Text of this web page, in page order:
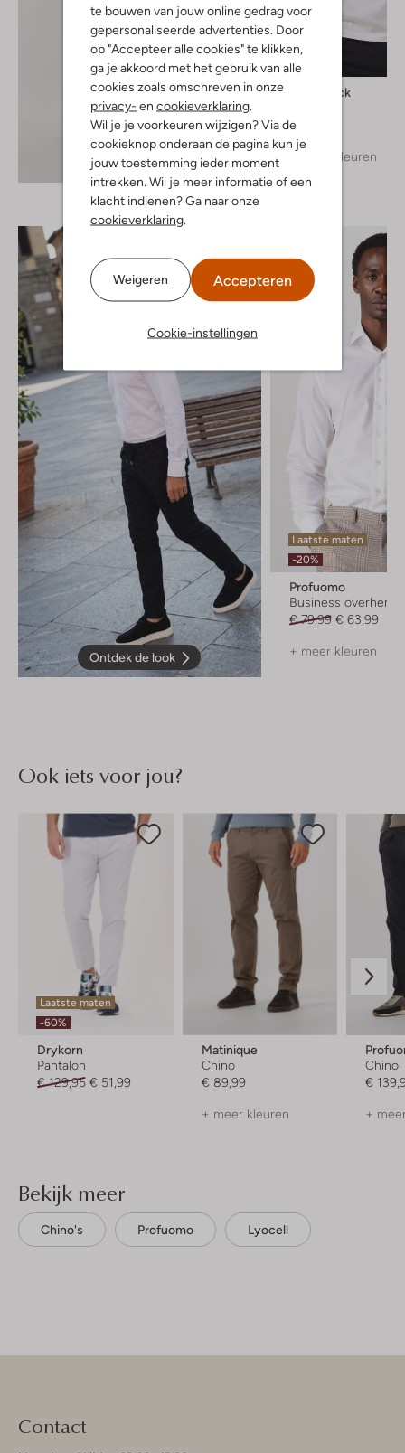
te bouwen van jouw online gedrag voor
gepersonaliseerde advertenties. Door
op "Accepteer alle cookies" te klikken,
ga je akkoord met het gebruik van alle
cookies zoals omschreven in onze
privacy- en cookieverklaring
Wil je je voorkeuren wijzigen? Via de
cookieknop onderaan de pagina kun je
jouw toestemming ieder moment
intrekken. Wil je meer informatie of een
klacht indienen? Ga naar onze
cookieverklaring
Weigeren Accepteren
Cookie-instellingen
Ontdek de look
Boss Black
€ 69,99
+ meer kleuren
Ontdek de look
Laatste maten
-20%
Profuomo
Business overhemd
€ 79,99 € 63,99
+ meer kleuren
Ook iets voor jou?
Laatste maten
-60%
Drykorn
Pantalon
€ 129,95 € 51,99
Matinique
Chino
€ 89,99
+ meer kleuren
Chino
€
+
Bekijk meer
Chino's Profuomo Lyocell
Contact